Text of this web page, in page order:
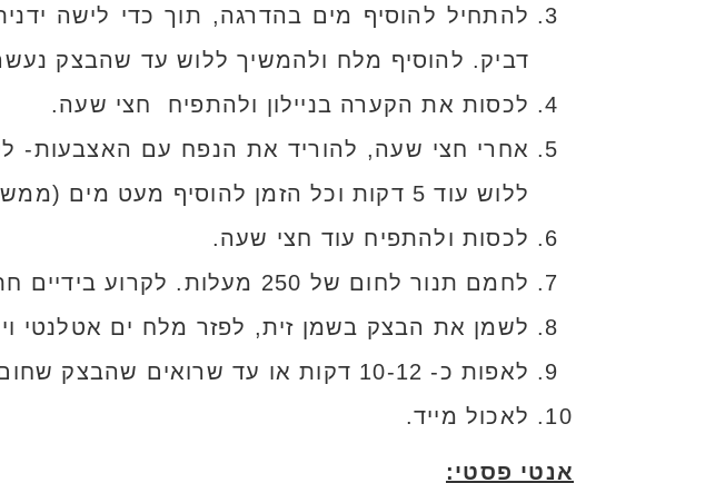
להתחיל להוסיף מים בהדרגה, תוך כדי לישה
דביק. להוסיף מלח ולהמשיך ללוש עד שהבצק נעשה
לכסות את הקערה בניילון ולהתפיח חצי שעה.
אחרי חצי שעה, להוריד את הנפח עם האצבעות-
ללוש עוד 5 דקות וכל הזמן להוסיף מעט מים (ממש מעט).
לכסות ולהתפיח עוד חצי שעה.
לחמם תנור לחום של 250 מעלות. לקרוע בידיים חתיכות בצק ולשטח על תבנית אפייה שרופדה בנייר אפייה.
לשמן את הבצק בשמן זית, לפזר מלח ים אטלנטי
לאפות כ- 10-12 דקות או עד שרואים שהבצק שחום בצדדים.
לאכול מייד.
אנטי פסטי: